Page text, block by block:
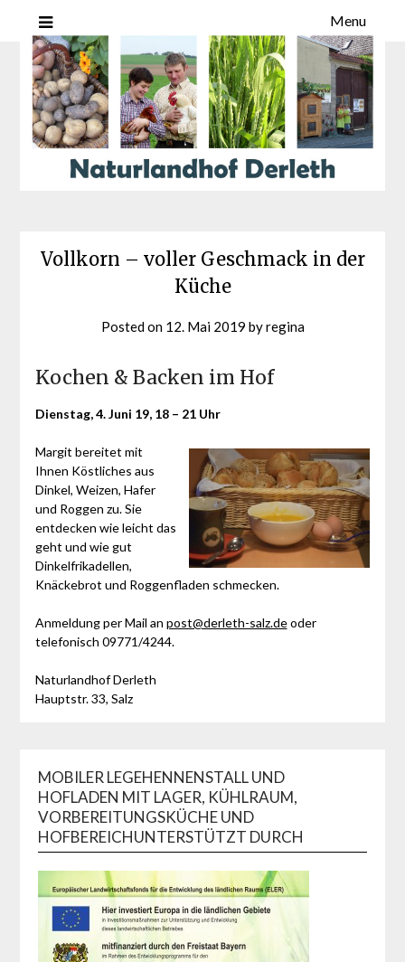
Menu
Vollkorn – voller Geschmack in der
Küche
Posted on 12. Mai 2019 byregina
Kochen & Backen im Hof
Dienstag, 4. Juni 19, 18 – 21 Uhr
Margit bereitet mit
Ihnen Köstliches aus
Dinkel, Weizen, Hafer
und Roggen zu. Sie
entdecken wie leicht das
geht und wie gut
Dinkelfrikadellen,
Knäckebrot und Roggenfladen schmecken.
Anmeldung per Mail an post@derleth-salz.deoder
telefonisch 09771/4244.
Naturlandhof Derleth
Hauptstr. 33, Salz
MOBILER LEGEHENNENSTALL UND
HOFLADEN MIT LAGER, KÜHLRAUM,
VORBEREITUNGSKÜCHE UND
HOFBEREICHUNTERSTÜTZT DURCH